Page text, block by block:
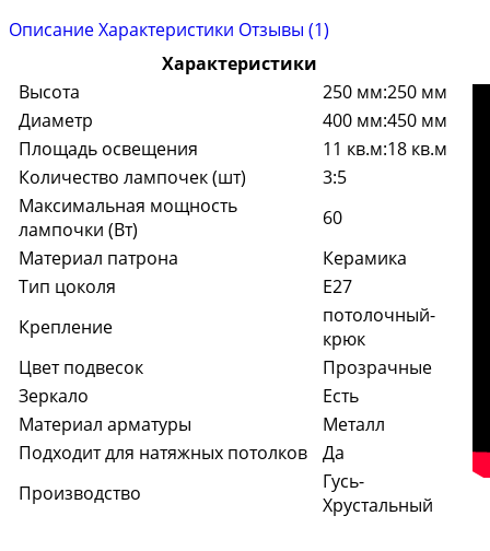
ОписаниеХарактеристики Отзывы (1)
Характеристики
Высота
250 мм:250 мм
Диаметр
400 мм:450 мм
Площадь освещения
11 кв.м:18 кв.м
Количество лампочек (шт)
3:5
Максимальная мощность
лампочки (Вт)
60
Материал патрона
Керамика
Тип цоколя
E27
Крепление
потолочный-
крюк
Цвет подвесок
Прозрачные
Зеркало
Есть
Материал арматуры
Металл
Подходит для натяжных потолков
Да
Производство
Гусь-
Хрустальный